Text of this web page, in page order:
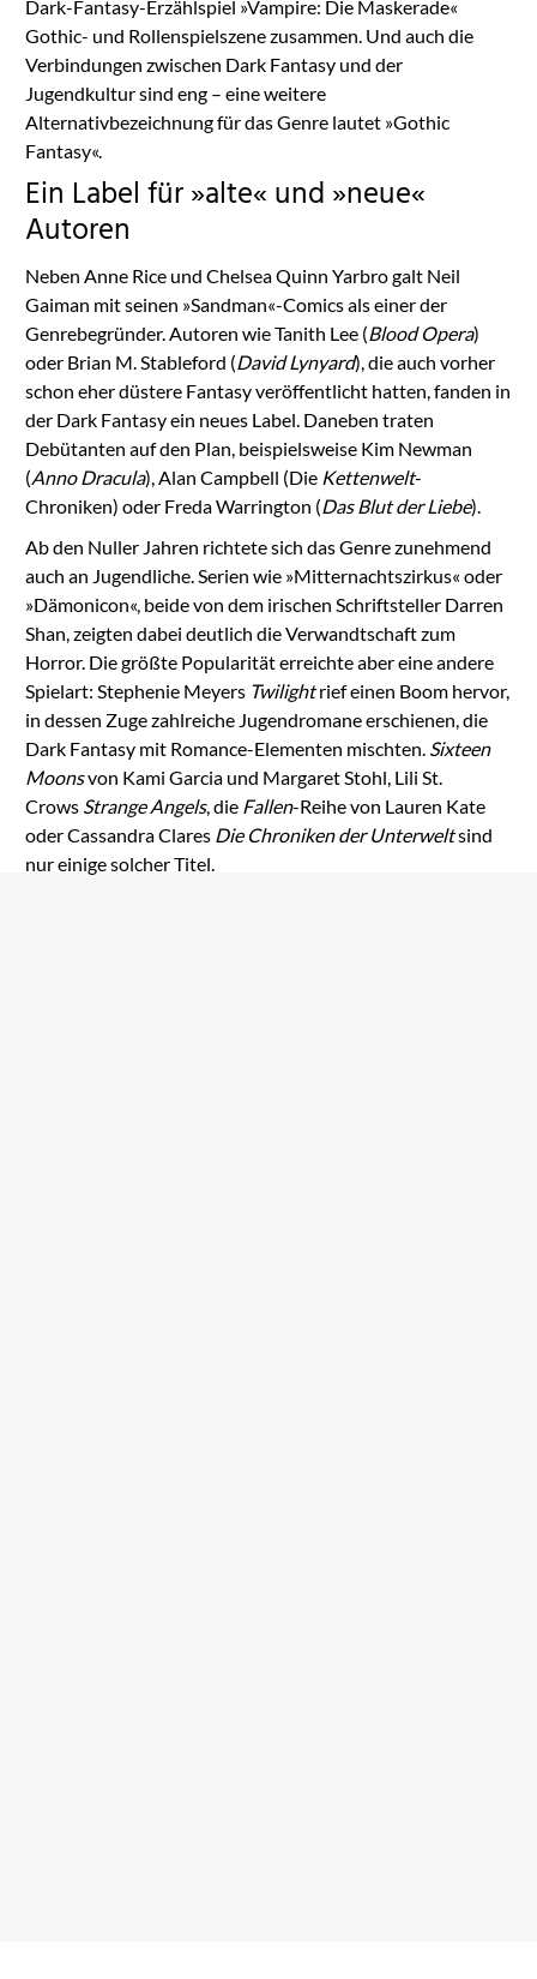
Dark-Fantasy-Erzählspiel »Vampire: Die Maskerade«
Gothic- und Rollenspielszene zusammen. Und auch die
Verbindungen zwischen Dark Fantasy und der
Jugendkultur sind eng – eine weitere
Alternativbezeichnung für das Genre lautet »Gothic
Fantasy«.
Ein Label für »alte« und »neue«
Autoren
Neben Anne Rice und Chelsea Quinn Yarbro galt Neil
Gaiman mit seinen »Sandman«-Comics als einer der
Genrebegründer. Autoren wie Tanith Lee (Blood Opera)
oder Brian M. Stableford (David Lynyard), die auch vorher
schon eher düstere Fantasy veröffentlicht hatten, fanden in
der Dark Fantasy ein neues Label. Daneben traten
Debütanten auf den Plan, beispielsweise Kim Newman
(Anno Dracula), Alan Campbell (Die Kettenwelt-
Chroniken) oder Freda Warrington (Das Blut der Liebe).
Ab den Nuller Jahren richtete sich das Genre zunehmend
auch an Jugendliche. Serien wie »Mitternachtszirkus« oder
»Dämonicon«, beide von dem irischen Schriftsteller Darren
Shan, zeigten dabei deutlich die Verwandtschaft zum
Horror. Die größte Popularität erreichte aber eine andere
Spielart: Stephenie Meyers Twilightrief einen Boom hervor,
in dessen Zuge zahlreiche Jugendromane erschienen, die
Dark Fantasy mit Romance-Elementen mischten. Sixteen
Moonsvon Kami Garcia und Margaret Stohl, Lili St.
Crows Strange Angels, die Fallen-Reihe von Lauren Kate
oder Cassandra Clares Die Chroniken der Unterweltsind
nur einige solcher Titel.